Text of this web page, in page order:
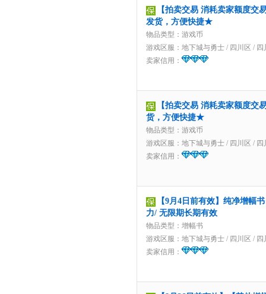
【拍卖交易 消耗卖家额度交
发货，方便快捷★
物品类型：游戏币
游戏区服： 地下城与勇士 / 四川区 / 四
卖家信用：
【拍卖交易 消耗卖家额度交
货，方便快捷★
物品类型：游戏币
游戏区服： 地下城与勇士 / 四川区 / 四
卖家信用：
【9月4日前有效】纯净增幅
力/ 无限期长期有效
物品类型：增幅书
游戏区服： 地下城与勇士 / 四川区 / 四
卖家信用：